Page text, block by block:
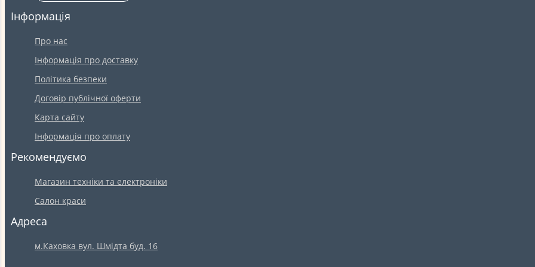
Інформація
Про нас
Інформація про доставку
Політика безпеки
Договір публічної оферти
Карта сайту
Інформація про оплату
Рекомендуємо
Магазин техніки та електроніки
Салон краси
Адреса
м.Каховка вул. Шмідта буд. 16